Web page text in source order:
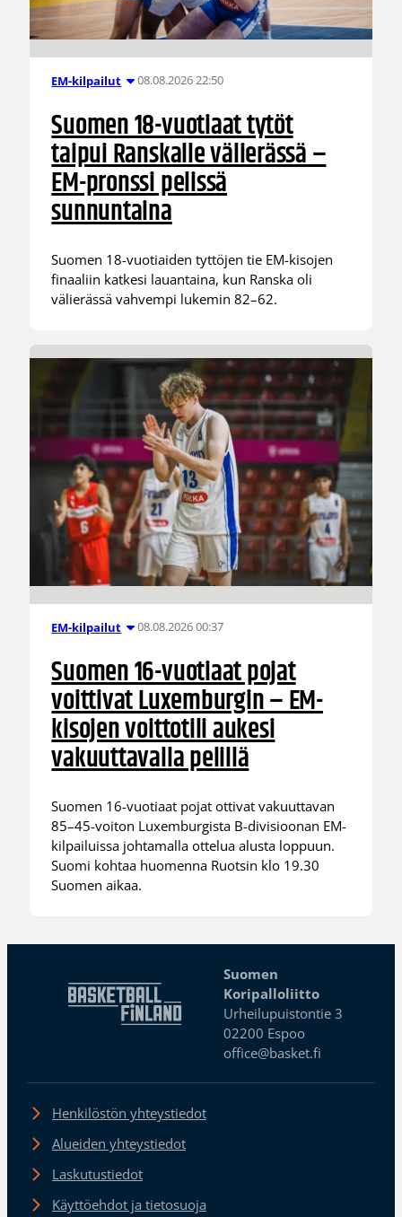
EM-kilpailut 08.08.2026 22:50
Suomen 18-vuotiaat tytöt
taipui Ranskalle välierässä –
EM-pronssi pelissä
sunnuntaina
Suomen 18-vuotiaiden tyttöjen tie EM-kisojen
finaaliin katkesi lauantaina, kun Ranska oli
välierässä vahvempi lukemin 82–62.
EM-kilpailut 08.08.2026 00:37
Suomen 16-vuotiaat pojat
voittivat Luxemburgin – EM-
kisojen voittotili aukesi
vakuuttavalla pelillä
Suomen 16-vuotiaat pojat ottivat vakuuttavan
85–45-voiton Luxemburgista B-divisioonan EM-
kilpailuissa johtamalla ottelua alusta loppuun.
Suomi kohtaa huomenna Ruotsin klo 19.30
Suomen aikaa.
Suomen
Koripalloliitto
Urheilupuistontie 3
02200 Espoo
office@basket.fi
Henkilöstön yhteystiedot
Alueiden yhteystiedot
Laskutustiedot
Käyttöehdot ja tietosuoja